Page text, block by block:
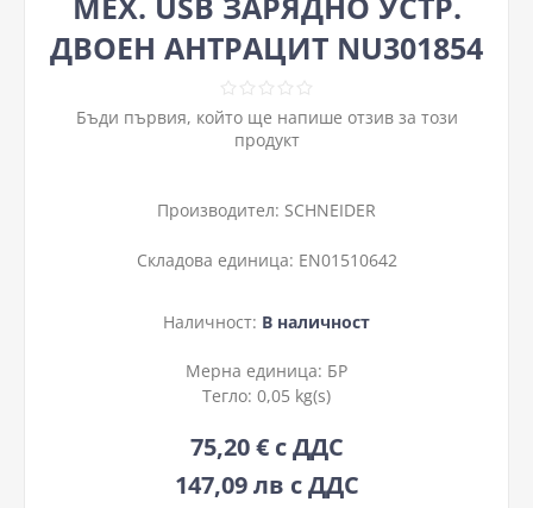
ДВОЕН АНТРАЦИТ NU301854
Бъди първия, който ще напише отзив за този
продукт
Производител: SCHNEIDER
Складова единица: EN01510642
Наличност: В наличност
Мерна единица: БР
Тегло: 0,05 kg(s)
75,20 € с ДДС
147,09 лв с ДДС